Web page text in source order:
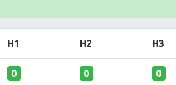
H1 H2 H3
0 0 0